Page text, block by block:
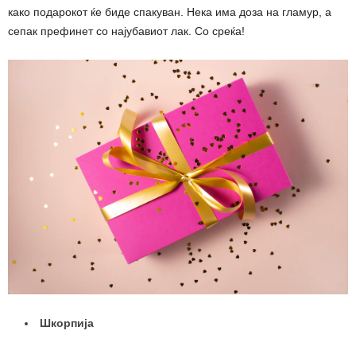
како подарокот ќе биде спакуван. Нека има доза на гламур, а
сепак префинет со најубавиот лак. Со среќа!
Шкорпија